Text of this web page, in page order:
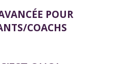
POUR
COACHS